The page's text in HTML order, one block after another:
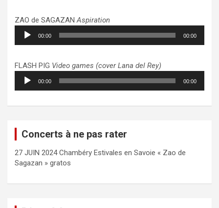
ZAO de SAGAZANAspiration
Lecteur
audio
00:00 00:00
FLASH PIG Video games (cover Lana del Rey)
Lecteur
audio
00:00 00:00
Concerts à ne pas rater
27 JUIN 2024 Chambéry Estivales en Savoie « Zao de
Sagazan » gratos